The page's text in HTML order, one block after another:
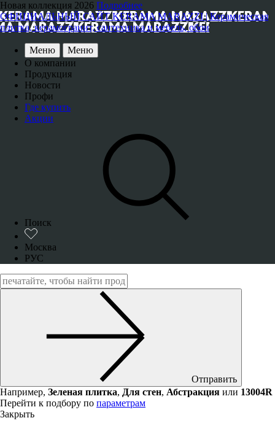
Новая коллекция 2026 Подробнее
ОФИЦИАЛЬНЫЙ САЙТ KERAMA MARAZZI | Керамическая
плитка, керамогранит, сантехника и мебель, обои
Меню
Меню
О компании
Продукция
Новости
Профи
Где купить
Акции
Поиск
Москва
РУС
Отправить
Например, Зеленая плитка, Для стен, Абстракция или 13004R
Перейти к подбору по параметрам
Закрыть